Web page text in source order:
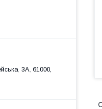
3А, 61000,